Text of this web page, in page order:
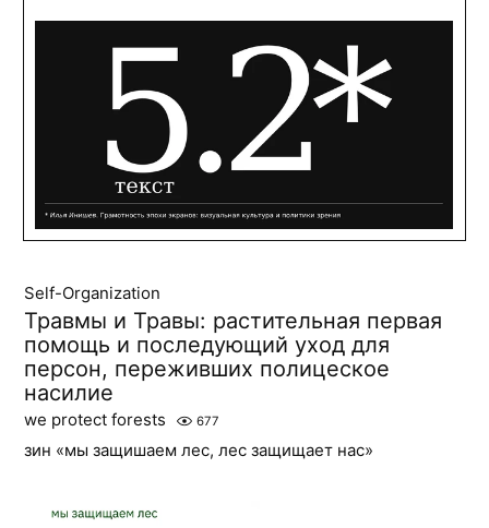
Self-Organization
Травмы и Травы: растительная первая
помощь и последующий уход для
персон, переживших полицеское
насилие
we protect forests 677
зин «мы защишаем лес, лес защищает нас»